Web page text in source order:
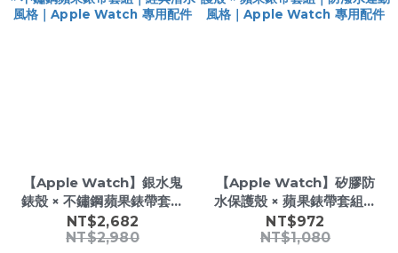
【Apple Watch】銀水鬼
錶殼 × 不鏽鋼蘋果錶帶套組
｜經典潛水風格｜Apple
Watch 專用配件
NT$2,682
NT$2,980
【Apple Watch】矽膠防
水保護殼 × 蘋果錶帶套組｜
防潑水運動風格｜Apple
Watch 專用配件
NT$972
NT$1,080